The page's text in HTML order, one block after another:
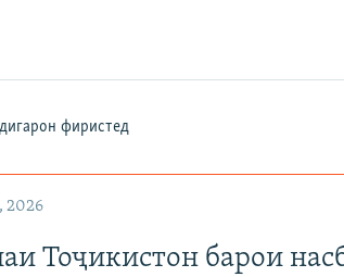
фиристед
2026
Тоҷикистон барои